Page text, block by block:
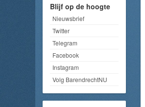
Blijf op de hoogte
Nieuwsbrief
Twitter
Telegram
Facebook
Instagram
Volg BarendrechtNU